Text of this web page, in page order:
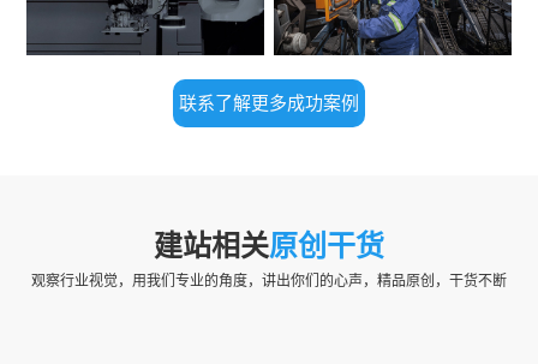
联系了解更多成功案例
建站相关原创干货
观察行业视觉，用我们专业的角度，讲出你们的心声，精品原创，干货不断